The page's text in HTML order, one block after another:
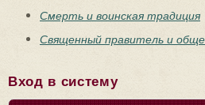
Смерть и воинская традиция
Священный правитель и
Вход в систему